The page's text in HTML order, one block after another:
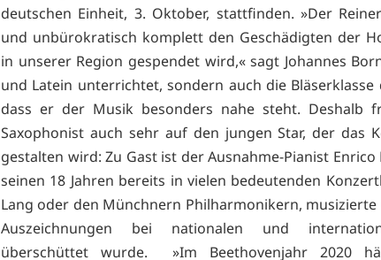
deutschen Einheit, 3. Oktober, stattfinden. »Der
und unbürokratisch komplett den Geschädigten der
in unserer Region gespendet wird,« sagt Johannes
und Latein unterrichtet, sondern auch die Bläserklasse
dass er der Musik besonders nahe steht. Deshalb
Saxophonist auch sehr auf den jungen Star, der das
gestalten wird: Zu Gast ist der Ausnahme-Pianist
seinen 18 Jahren bereits in vielen bedeutenden
Lang oder den Münchnern Philharmonikern,
Auszeichnungen bei nationalen und
überschüttet wurde. »Im Beethovenjahr 2020